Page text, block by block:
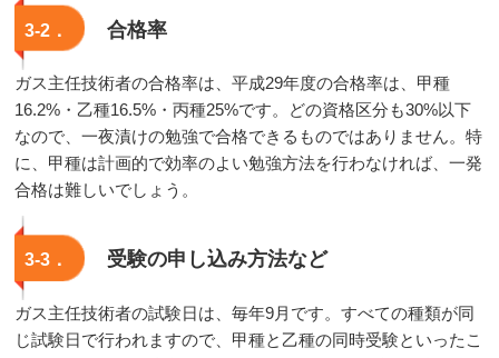
3-2． 合格率
ガス主任技術者の合格率は、平成29年度の合格率は、甲種
16.2%・乙種16.5%・丙種25%です。どの資格区分も30%以下
なので、一夜漬けの勉強で合格できるものではありません。特
に、甲種は計画的で効率のよい勉強方法を行わなければ、一発
合格は難しいでしょう。
3-3． 受験の申し込み方法など
ガス主任技術者の試験日は、毎年9月です。すべての種類が同
じ試験日で行われますので、甲種と乙種の同時受験といったこ